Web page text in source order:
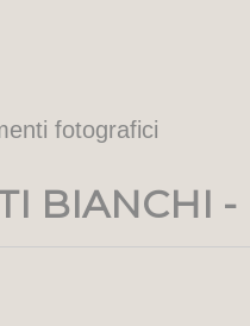
fotografici
BIANCHI -